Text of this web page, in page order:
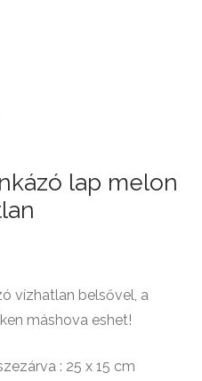
lap melon
vízhatlan belsővel, a
máshova eshet!
: 25 x 15 cm